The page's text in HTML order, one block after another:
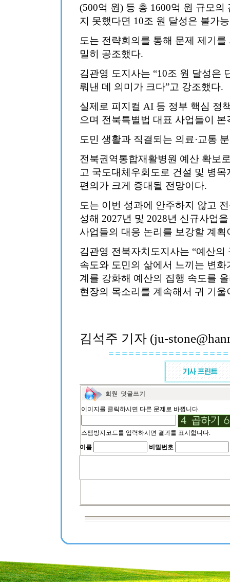
(500억 원) 등 총 1600억 원 규모
지 못했다면 10조 원 달성은 불가
도는 전략회의를 통해 문제 제기
밀히 공조했다.
김관영 도지사는 “10조 원 달성은
뤄낸 데 의미가 크다”고 강조했다.
실제로 피지컬 AI 등 정부 핵심 정
으며 전북특별법 대표 사업들이
도민 생활과 직결되는 의료·교통
전북권역통합재활병원 예산 확보
고 국도대체우회도로 건설 및 병
편의가 크게 증대될 전망이다.
도는 이번 성과에 안주하지 않고
성해 2027년 및 2028년 신규사업
사업들의 대응 논리를 보강할 계획
김관영 전북자치도지사는 “예산
속도와 도민의 삶에서 느끼는 변
계를 강화해 예산의 집행 속도를
현장의 목소리를 계속해서 귀 기
김석주 기자 (ju-
이미지를 클릭하시면 다른 문제로 바뀝니다.
스팸방지코드를 입력하시면 결과를 표시합니다.
이름
비밀번호